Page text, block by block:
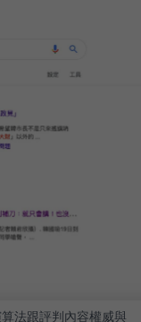
法跟評判內容權威與